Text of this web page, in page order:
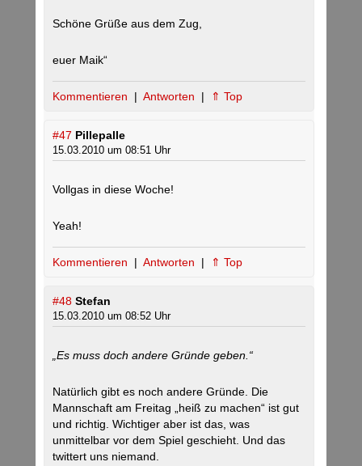
Schöne Grüße aus dem Zug,
euer Maik“
Kommentieren | Antworten | ⇑ Top
#47 Pillepalle
15.03.2010 um 08:51 Uhr
Vollgas in diese Woche!
Yeah!
Kommentieren | Antworten | ⇑ Top
#48 Stefan
15.03.2010 um 08:52 Uhr
„Es muss doch andere Gründe geben.“
Natürlich gibt es noch andere Gründe. Die
Mannschaft am Freitag „heiß zu machen“ ist gut
und richtig. Wichtiger aber ist das, was
unmittelbar vor dem Spiel geschieht. Und das
twittert uns niemand.